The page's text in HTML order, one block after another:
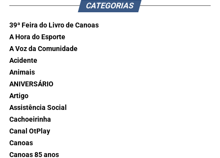
CATEGORIAS
39ª Feira do Livro de Canoas
A Hora do Esporte
A Voz da Comunidade
Acidente
Animais
ANIVERSÁRIO
Artigo
Assistência Social
Cachoeirinha
Canal OtPlay
Canoas
Canoas 85 anos